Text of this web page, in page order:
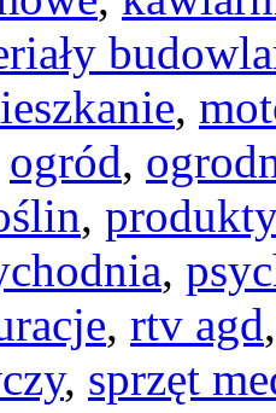
,
ogród,
,
,
, rtv agd
, sprzęt